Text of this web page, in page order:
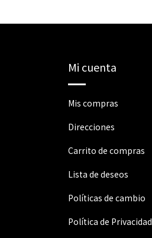
Mi cuenta
Mis compras
Direcciones
Carrito de compras
Lista de deseos
Políticas de cambio
Política de Privacidad